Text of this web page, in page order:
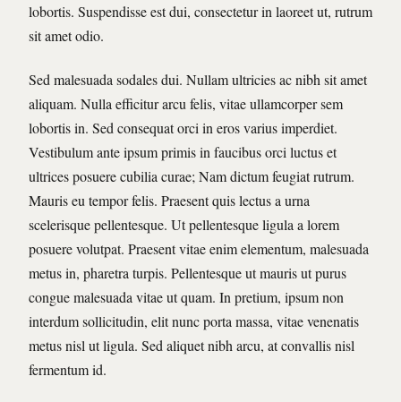
lobortis. Suspendisse est dui, consectetur in laoreet ut, rutrum
sit amet odio.
Sed malesuada sodales dui. Nullam ultricies ac nibh sit amet
aliquam. Nulla efficitur arcu felis, vitae ullamcorper sem
lobortis in. Sed consequat orci in eros varius imperdiet.
Vestibulum ante ipsum primis in faucibus orci luctus et
ultrices posuere cubilia curae; Nam dictum feugiat rutrum.
Mauris eu tempor felis. Praesent quis lectus a urna
scelerisque pellentesque. Ut pellentesque ligula a lorem
posuere volutpat. Praesent vitae enim elementum, malesuada
metus in, pharetra turpis. Pellentesque ut mauris ut purus
congue malesuada vitae ut quam. In pretium, ipsum non
interdum sollicitudin, elit nunc porta massa, vitae venenatis
metus nisl ut ligula. Sed aliquet nibh arcu, at convallis nisl
fermentum id.